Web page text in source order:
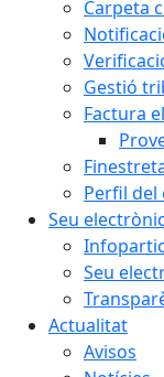
Carpeta
Gestió
Factura
Perfil
Seu
Seu
Actualitat
Avisos